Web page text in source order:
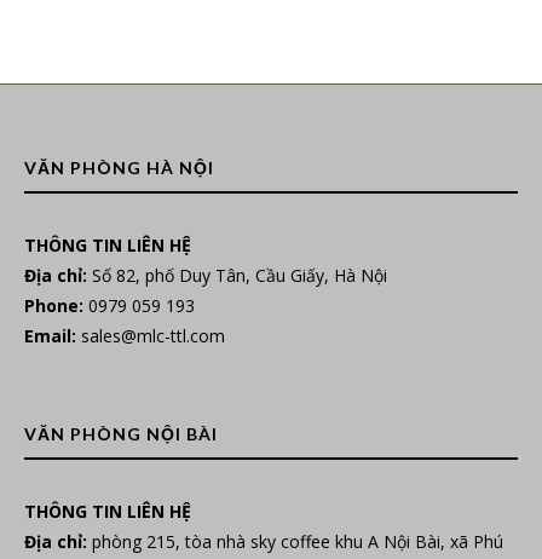
VĂN PHÒNG HÀ NỘI
THÔNG TIN LIÊN HỆ
Địa chỉ: Số 82, phố Duy Tân, Cầu Giấy, Hà Nội
Phone: 0979 059 193
Email: sales@mlc-ttl.com
VĂN PHÒNG NỘI BÀI
THÔNG TIN LIÊN HỆ
Địa chỉ: phòng 215, tòa nhà sky coffee khu A Nội Bài, xã Phú